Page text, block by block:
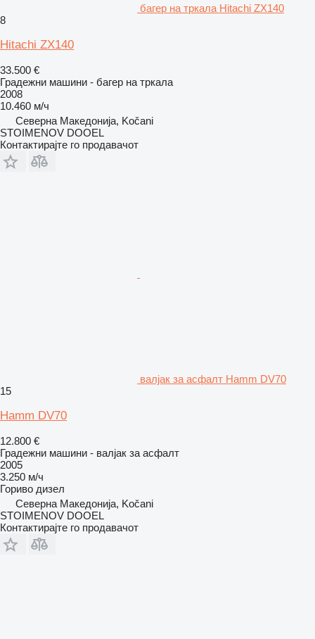
багер на тркала Hitachi ZX140
8
Hitachi ZX140
33.500 €
Градежни машини - багер на тркала
2008
10.460 м/ч
Северна Македонија, Kočani
STOIMENOV DOOEL
Контактирајте го продавачот
валјак за асфалт Hamm DV70
15
Hamm DV70
12.800 €
Градежни машини - валјак за асфалт
2005
3.250 м/ч
Гориво дизел
Северна Македонија, Kočani
STOIMENOV DOOEL
Контактирајте го продавачот